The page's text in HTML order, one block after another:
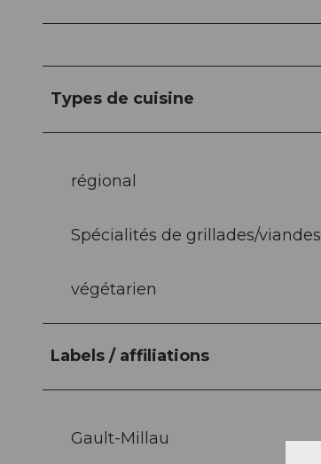
Types de cuisine
régional
Spécialités de grillades/viandes
végétarien
Labels / affiliations
Gault-Millau